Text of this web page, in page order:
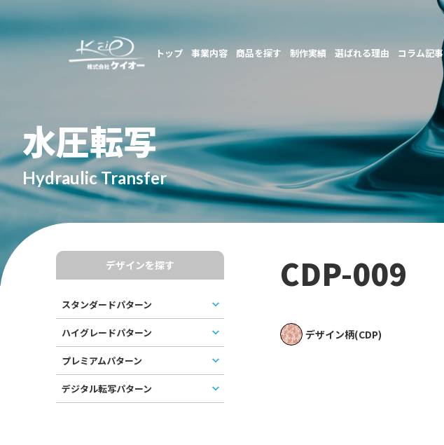
トップ 事業内容 商品を探す 制作実績 選ばれる理由 コラム記事
水圧転写
Hydraulic Transfer
デザインを探す
スタンダードパターン
ハイグレードパターン
プレミアムパターン
デジタル転写パターン
CDP-009
デザイン柄(CDP)